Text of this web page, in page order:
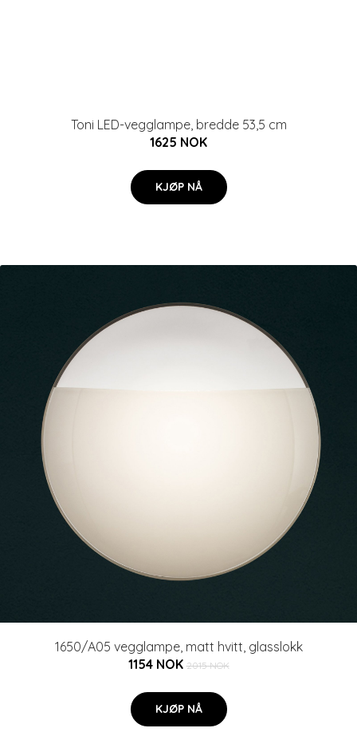
Toni LED-vegglampe, bredde 53,5 cm
1625 NOK
KJØP NÅ
1650/A05 vegglampe, matt hvitt, glasslokk
1154 NOK 2015 NOK
KJØP NÅ